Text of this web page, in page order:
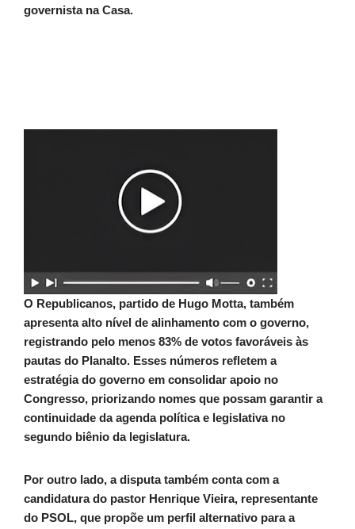
governista na Casa.
O Republicanos, partido de Hugo Motta, também
apresenta alto nível de alinhamento com o governo,
registrando pelo menos 83% de votos favoráveis às
pautas do Planalto. Esses números refletem a
estratégia do governo em consolidar apoio no
Congresso, priorizando nomes que possam garantir a
continuidade da agenda política e legislativa no
segundo biênio da legislatura.
Por outro lado, a disputa também conta com a
candidatura do pastor Henrique Vieira, representante
do PSOL, que propõe um perfil alternativo para a